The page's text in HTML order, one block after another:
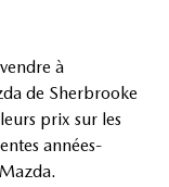
à
de Sherbrooke
prix sur les
années-
.